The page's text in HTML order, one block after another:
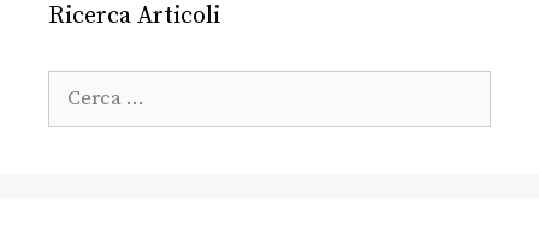
Ricerca Articoli